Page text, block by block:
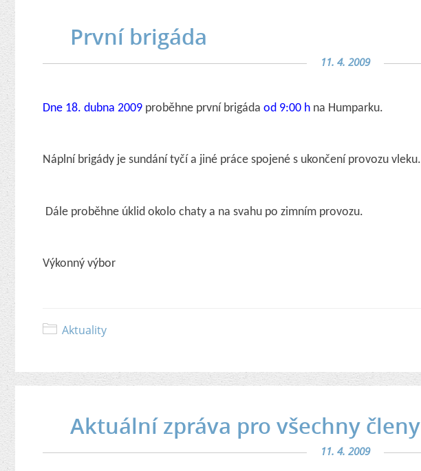
První brigáda
11. 4. 2009
Dne 18. dubna 2009 proběhne první brigáda od 9:00 h na Humparku.
Náplní brigády je sundání tyčí a jiné práce spojené s ukončení provozu vleku.
Dále proběhne úklid okolo chaty a na svahu po zimním provozu.
Výkonný výbor
Aktuality
Aktuální zpráva pro všechny členy
11. 4. 2009